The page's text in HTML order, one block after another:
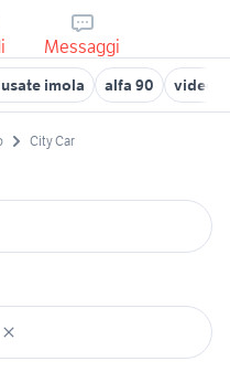
Messaggi
imola alfa 90 video
City Car